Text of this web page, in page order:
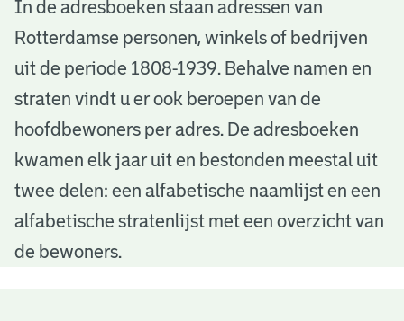
A
d
e
b
o
e
In de adresboeken staan adressen van
Rotterdamse personen, winkels of bedrijven
uit de periode 1808-1939. Behalve namen en
straten vindt u er ook beroepen van de
hoofdbewoners per adres. De adresboeken
kwamen elk jaar uit en bestonden meestal uit
twee delen: een alfabetische naamlijst en een
alfabetische stratenlijst met een overzicht van
de bewoners.